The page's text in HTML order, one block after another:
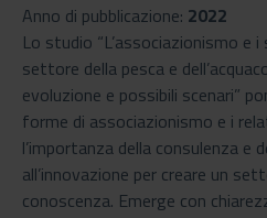
Anno di pubblicazione: 2022
Lo studio “L’associazionismo e
settore della pesca e
evoluzione e possibili scenari”
forme di associazionismo e i
l’importanza della consulenza e
all’innovazione per creare un
conoscenza. Emerge con